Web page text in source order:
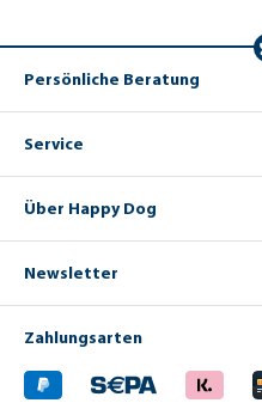
Persönliche Beratung
Service
Über Happy Dog
Newsletter
Zahlungsarten